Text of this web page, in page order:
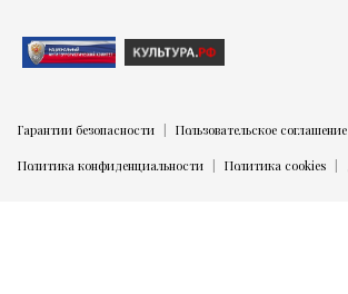
Гарантии безопасности Пользовательское соглашение
Политика конфиденциальности Политика cookies